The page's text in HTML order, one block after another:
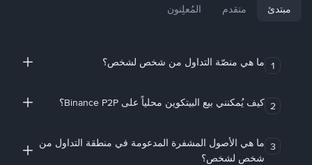
مبتدئ متقدم المُعلِنون
1 ما هي منصّة التداول من شخص لشخص؟
2 كيف يُمكنني بيع البيتكوين محلياً على Binance P2P؟
3 ما هي الأصول المشفرة المدعومة في منطقة التداول من
شخص لشخص؟